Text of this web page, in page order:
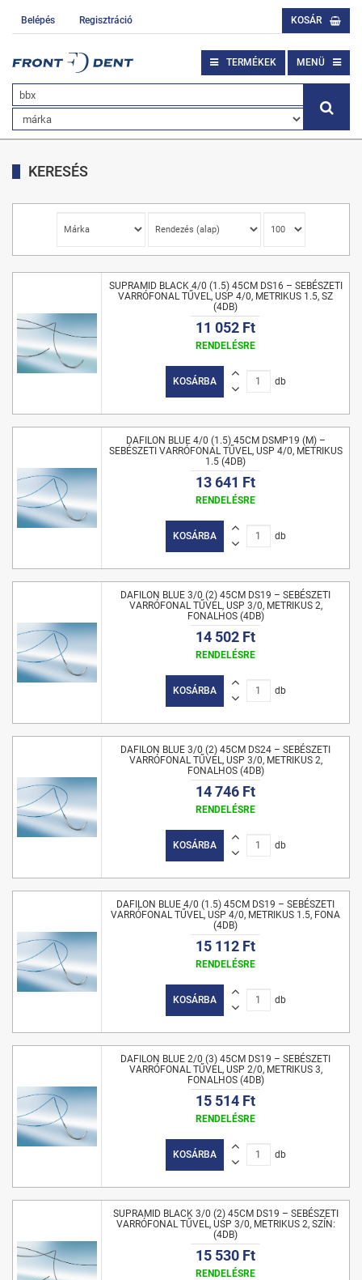
Belépés Regisztráció KOSÁR
TERMÉKEK MENÜ
KERESÉS
SUPRAMID BLACK 4/0 (1.5) 45CM DS16 – SEBÉSZETI
VARRÓFONAL TŰVEL, USP 4/0, METRIKUS 1.5, SZ
(4DB)
11 052 Ft
RENDELÉSRE
KOSÁRBA db
DAFILON BLUE 4/0 (1.5) 45CM DSMP19 (M) –
SEBÉSZETI VARRÓFONAL TŰVEL, USP 4/0, METRIKUS
1.5 (4DB)
13 641 Ft
RENDELÉSRE
KOSÁRBA db
DAFILON BLUE 3/0 (2) 45CM DS19 – SEBÉSZETI
VARRÓFONAL TŰVEL, USP 3/0, METRIKUS 2,
FONALHOS (4DB)
14 502 Ft
RENDELÉSRE
KOSÁRBA db
DAFILON BLUE 3/0 (2) 45CM DS24 – SEBÉSZETI
VARRÓFONAL TŰVEL, USP 3/0, METRIKUS 2,
FONALHOS (4DB)
14 746 Ft
RENDELÉSRE
KOSÁRBA db
DAFILON BLUE 4/0 (1.5) 45CM DS19 – SEBÉSZETI
VARRÓFONAL TŰVEL, USP 4/0, METRIKUS 1.5, FONA
(4DB)
15 112 Ft
RENDELÉSRE
KOSÁRBA db
DAFILON BLUE 2/0 (3) 45CM DS19 – SEBÉSZETI
VARRÓFONAL TŰVEL, USP 2/0, METRIKUS 3,
FONALHOS (4DB)
15 514 Ft
RENDELÉSRE
KOSÁRBA db
SUPRAMID BLACK 3/0 (2) 45CM DS19 – SEBÉSZETI
VARRÓFONAL TŰVEL, USP 3/0, METRIKUS 2, SZÍN:
(4DB)
15 530 Ft
RENDELÉSRE